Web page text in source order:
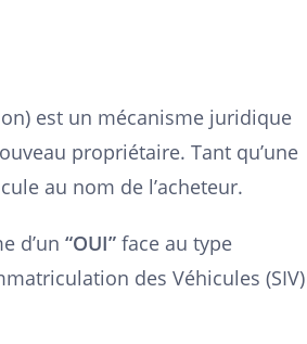
est un mécanisme juridique
propriétaire. Tant qu’une
au nom de l’acheteur.
d’un “OUI” face au type
des Véhicules (SIV)